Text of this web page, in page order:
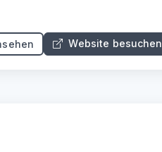
Website besuchen